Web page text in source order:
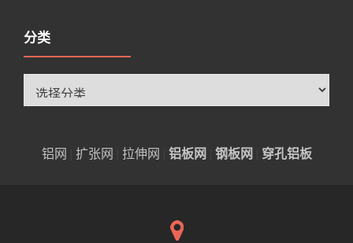
分类
铝网 扩张网 拉伸网 铝板网 钢板网 穿孔铝板